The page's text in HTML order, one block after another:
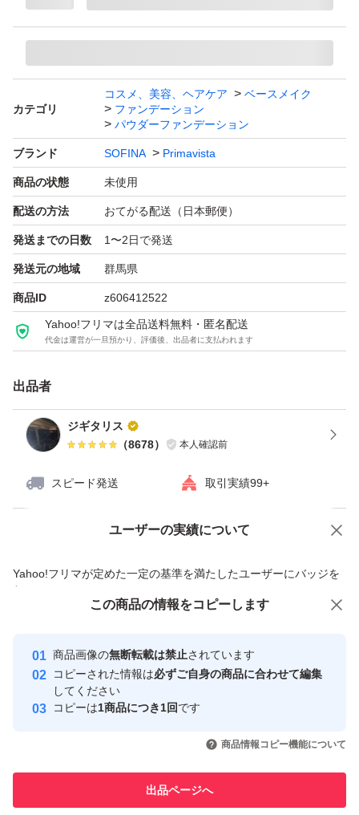
匿名配送でお送りします。
家族に喫煙者なしです。
#プリマヴィスタ
#パウダーファンデーション
カテゴリ
コスメ、美容、ヘアケア
ベースメイク
ファンデーション
パウダーファンデーション
ブランド SOFINA Primavista
商品の状態 未使用
配送の方法 おてがる配送（日本郵便）
発送までの日数 1〜2日で発送
発送元の地域 群馬県
商品ID z606412522
Yahoo!フリマは全品送料無料・匿名配送
代金は運営が一旦預かり、評価後、出品者に支払われます
出品者
ジギタリス
（8678） 本人確認前
スピード発送 取引実績99+
ユーザーの実績について
Yahoo!フリマが定めた一定の基準を満たしたユーザーにバッジを
付与しています
安心取引出品者
心・安全なユーザーです
取引実績
引を完了させた実績があります
での取引実績があります
価格の相談 商品への質問
この商品の情報をコピーします
商品画像の無断転載は禁止されています
コピーされた情報は必ずご自身の商品に合わせて編集
してください
コピーは1商品につき1回です
商品情報コピー機能について
出品ページへ
この商品をみている人にオススメ